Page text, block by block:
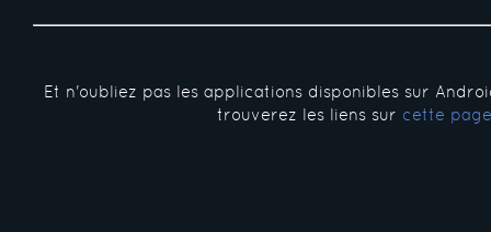
Et n'oubliez pas les applications disponibles sur
trouverez les liens sur cette page